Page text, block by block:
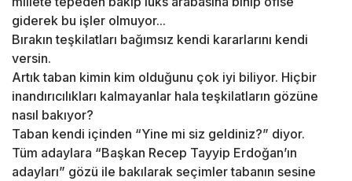
giderek bu işler olmuyor...
Bırakın teşkilatları bağımsız kendi kararlarını kendi
versin.
Artık taban kimin kim olduğunu çok iyi biliyor. Hiçbir
inandırıcılıkları kalmayanlar hala teşkilatların gözüne
nasıl bakıyor?
Taban kendi içinden “Yine mi siz geldiniz?” diyor.
Tüm adaylara “Başkan Recep Tayyip Erdoğan’ın
adayları” gözü ile bakılarak seçimler tabanın sesine